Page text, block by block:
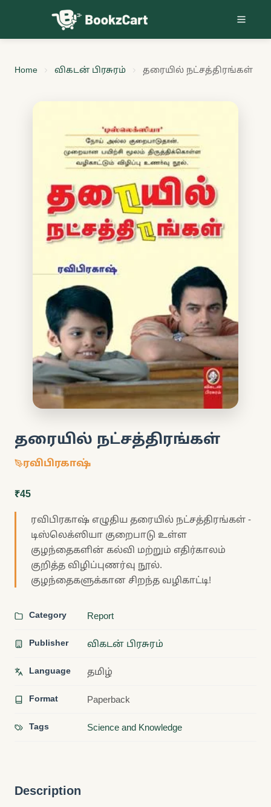
Skip to content
Home விகடன் பிரசுரம் தரையில் நட்சத்திரங்கள்
தரையில் நட்சத்திரங்கள்
ரவிபிரகாஷ்
₹45
ரவிபிரகாஷ் எழுதிய தரையில் நட்சத்திரங்கள் -
டிஸ்லெக்ஸியா குறைபாடு உள்ள
குழந்தைகளின் கல்வி மற்றும் எதிர்காலம்
குறித்த விழிப்புணர்வு நூல்.
குழந்தைகளுக்கான சிறந்த வழிகாட்டி!
Category Report
Publisher விகடன் பிரசுரம்
Language தமிழ்
Format Paperback
Tags Science and Knowledge
Description